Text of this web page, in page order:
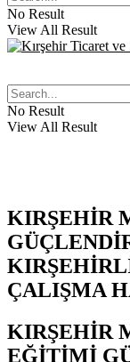
No Result
View All Result
No Result
View All Result
KIRŞEHİR
ÇALIŞMA
KIRŞEHİR
EĞİTİMİ